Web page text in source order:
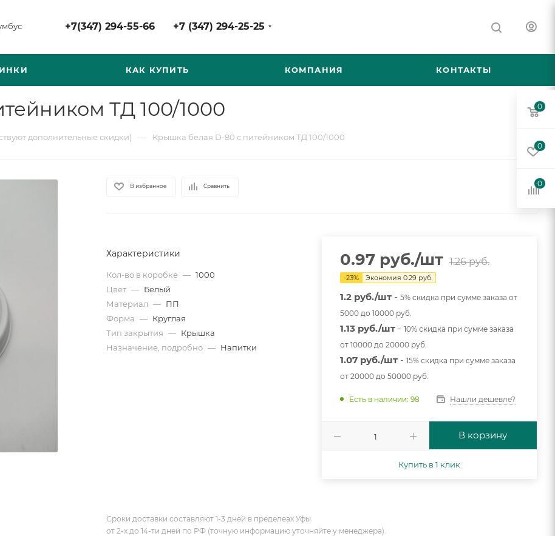
+7(347) 294-55-66 +7 (347) 294-25-25
КАК КУПИТЬ КОМПАНИЯ КОНТАКТЫ
ТД 100/1000
дополнительные скидки) — Крышка белая D-80 с питейником ТД 100/1000
В избранное Сравнить
Характеристики
Кол-во в коробке — 1000
Цвет — Белый
Материал — ПП
Форма — Круглая
Тип закрытия — Крышка
Назначение, подробно — Напитки
0.97руб./шт 1.26руб.
-23% Экономия 0.29 руб.
1.2 руб./шт- 5% скидка при сумме заказа от
5000 до 10000 руб.
1.13 руб./шт- 10% скидка при сумме заказа
от 10000 до 20000 руб.
1.07 руб./шт- 15% скидка при сумме заказа
от 20000 до 50000 руб.
Есть в наличии: 98 Нашли дешевле?
В корзину
Купить в 1 клик
Сроки доставки составляют 1-3 дней в пределеах Уфы
от 2-х до 14-ти дней по РФ (точную информацию уточняйте у менеджера).
0
0
0